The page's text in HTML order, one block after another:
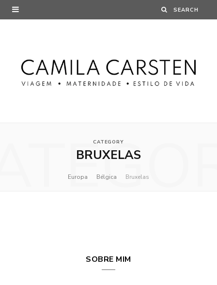
CATEGORY
BRUXELAS
Europa Bélgica Bruxelas
SOBRE MIM